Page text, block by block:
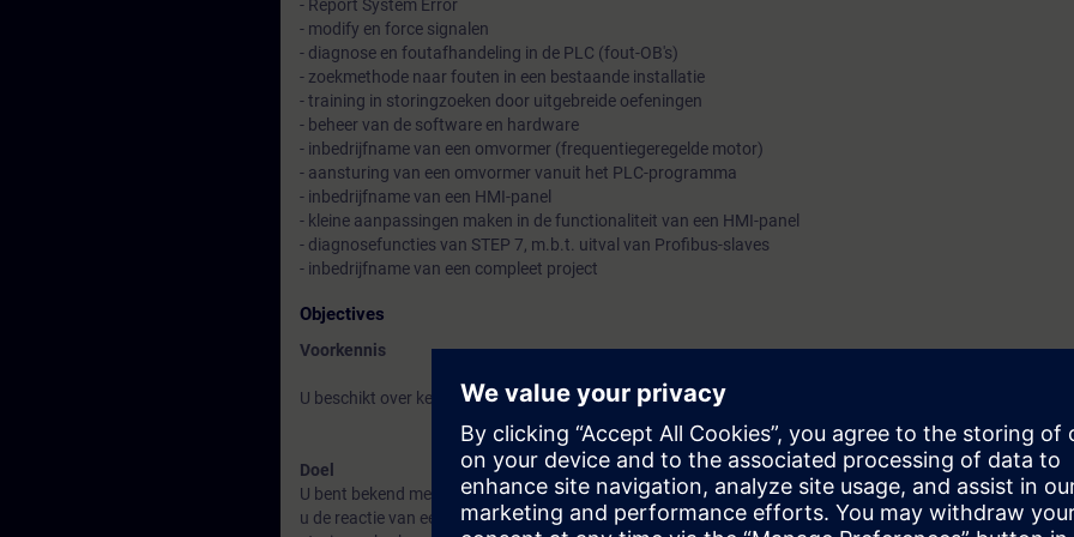
- Report System Error
- modify en force signalen
- diagnose en foutafhandeling in de PLC (fout-OB's)
- zoekmethode naar fouten in een bestaande installatie
- training in storingzoeken door uitgebreide oefeningen
- beheer van de software en hardware
- inbedrijfname van een omvormer (frequentiegeregelde motor)
- aansturing van een omvormer vanuit het PLC-programma
- inbedrijfname van een HMI-panel
- kleine aanpassingen maken in de functionaliteit van een HMI-panel
- diagnosefuncties van STEP 7, m.b.t. uitval van Profibus-slaves
- inbedrijfname van een compleet project
Objectives
Voorkennis
U beschikt over kennis en vaardigheden die in de cursus SIMATIC S7 Systeemcursus 1A+1B "Classic" zijn
Doel
U bent bekend met de hardwareopbouw en de softwareprogrammastructuur van de SIMATIC S7-
u de reactie van een systeem op in- en externe fouten, kunt u meer complexe programma's uitlezen,